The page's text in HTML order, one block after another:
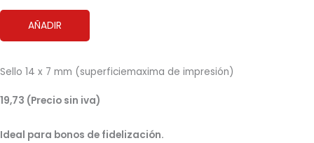
AÑADIR
Sello 14 x 7 mm (superficiemaxima de impresión)
19,73 (Precio sin iva)
Ideal para bonos de fidelización.